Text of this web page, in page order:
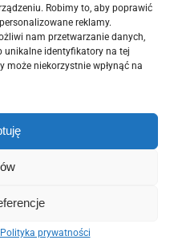
Robimy to, aby poprawić
reklamy.
nam przetwarzanie danych,
unikalne identyfikatory na tej
może niekorzystnie wpłynąć na
Polityka prywatności
Stopnie